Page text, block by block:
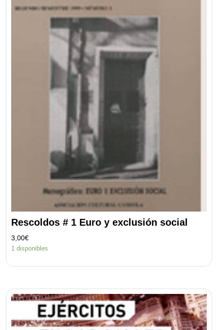
Rescoldos # 1 Euro y exclusión social
3,00€
1 disponibles